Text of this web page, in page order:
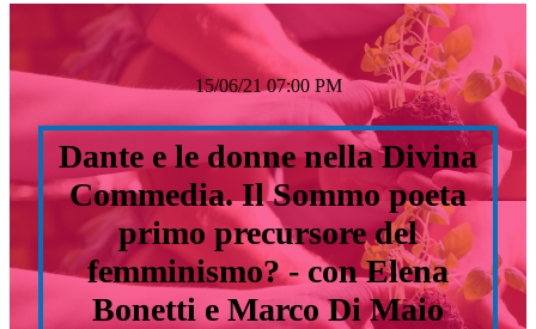
15/06/21 07:00 PM
Dante e le donne nella Divina
Commedia. Il Sommo poeta
primo precursore del
femminismo? - con Elena
Bonetti e Marco Di Maio